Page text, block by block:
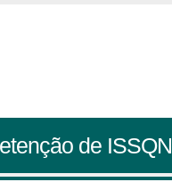
de ISSQN